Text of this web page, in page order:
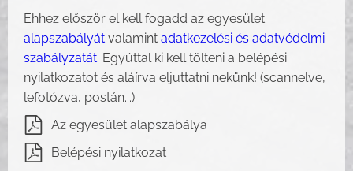
Ehhez először el kell fogadd az egyesület
alapszabályát valamint adatkezelési és adatvédelmi
szabályzatát. Egyúttal ki kell tölteni a belépési
nyilatkozatot és aláírva eljuttatni nekünk! (scannelve,
lefotózva, postán...)
Az egyesület alapszabálya
Belépési nyilatkozat